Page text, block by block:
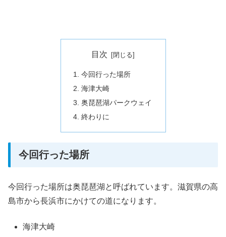
目次
今回行った場所
海津大崎
奥琵琶湖パークウェイ
終わりに
今回行った場所
今回行った場所は奥琵琶湖と呼ばれています。滋賀県の高
島市から長浜市にかけての道になります。
海津大崎